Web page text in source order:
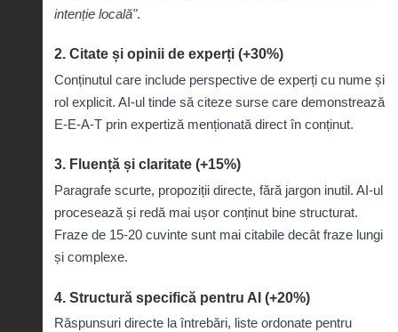
intenție locală".
2. Citate și opinii de experți (+30%)
Conținutul care include perspective de experți cu nume și
rol explicit. AI-ul tinde să citeze surse care demonstrează
E-E-A-T prin expertiză menționată direct în conținut.
3. Fluență și claritate (+15%)
Paragrafe scurte, propoziții directe, fără jargon inutil. AI-ul
procesează și redă mai ușor conținut bine structurat.
Fraze de 15-20 cuvinte sunt mai citabile decât fraze lungi
și complexe.
4. Structură specifică pentru AI (+20%)
Răspunsuri directe la întrebări, liste ordonate pentru